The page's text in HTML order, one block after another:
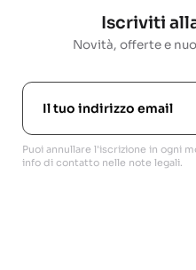
Iscriviti
Novità, offerte e
Puoi annullare l'iscrizione in ogni
info di contatto nelle note legali.